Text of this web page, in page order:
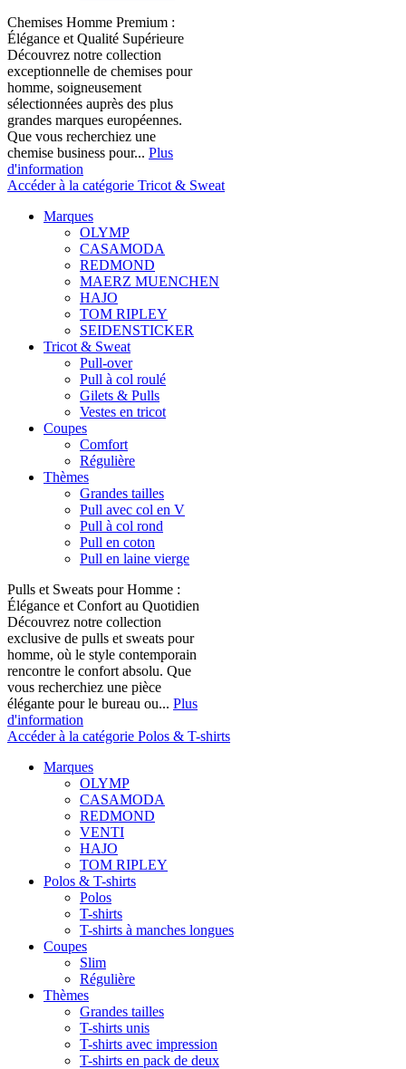
Chemises Homme Premium :
Élégance et Qualité Supérieure
Découvrez notre collection
exceptionnelle de chemises pour
homme, soigneusement
sélectionnées auprès des plus
grandes marques européennes.
Que vous recherchiez une
chemise business pour... Plus
d'information
Accéder à la catégorie Tricot & Sweat
Marques
OLYMP
CASAMODA
REDMOND
MAERZ MUENCHEN
HAJO
TOM RIPLEY
SEIDENSTICKER
Tricot & Sweat
Pull-over
Pull à col roulé
Gilets & Pulls
Vestes en tricot
Coupes
Comfort
Régulière
Thèmes
Grandes tailles
Pull avec col en V
Pull à col rond
Pull en coton
Pull en laine vierge
Pulls et Sweats pour Homme :
Élégance et Confort au Quotidien
Découvrez notre collection
exclusive de pulls et sweats pour
homme, où le style contemporain
rencontre le confort absolu. Que
vous recherchiez une pièce
élégante pour le bureau ou... Plus
d'information
Accéder à la catégorie Polos & T-shirts
Marques
OLYMP
CASAMODA
REDMOND
VENTI
HAJO
TOM RIPLEY
Polos & T-shirts
Polos
T-shirts
T-shirts à manches longues
Coupes
Slim
Régulière
Thèmes
Grandes tailles
T-shirts unis
T-shirts avec impression
T-shirts en pack de deux